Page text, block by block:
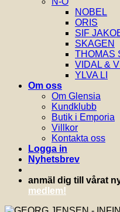
NOBEL
ORIS
SIF
SKAGEN
THOMAS
VIDAL &
YLVA LI
Om oss
Om Glensia
Kundklubb
Butik i Emporia
Villkor
Kontakta oss
Logga in
Nyhetsbrev
anmäl dig till vårat
medlem!